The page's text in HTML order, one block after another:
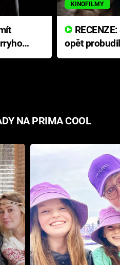
KINOFILMY
opět
přichází s
NA PRIMA COOL